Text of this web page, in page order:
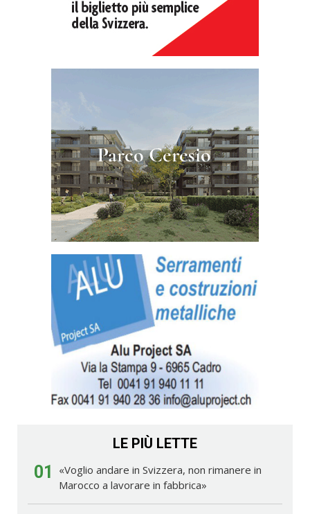
LE PIÙ LETTE
01
«Voglio andare in Svizzera, non rimanere in
Marocco a lavorare in fabbrica»